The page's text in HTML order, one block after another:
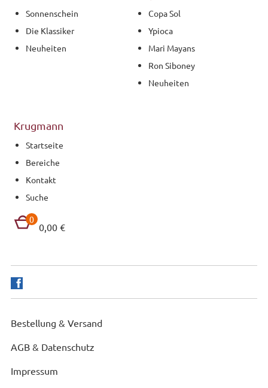
Sonnenschein
Die Klassiker
Neuheiten
Copa Sol
Ypioca
Mari Mayans
Ron Siboney
Neuheiten
Krugmann
Startseite
Bereiche
Kontakt
Suche
0
0,00 €
Bestellung & Versand
AGB & Datenschutz
Impressum